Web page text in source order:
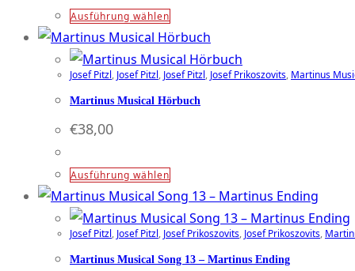
Optionen
können
auf
der
Produktseite
Ausführung wählenDieses
Produkt
weist
mehrere
Varianten
Optionen
können
auf
der
Produktseite
Josef Pitzl, Josef Pitzl, Josef Pitzl, Josef Prikoszovits, Martinus
Martinus Musical Hörbuch
€38,00
Ausführung wählenDieses
Produkt
weist
mehrere
Varianten
Josef Pitzl, Josef Pitzl, Josef Prikoszovits, Josef Prikoszovits,
Martinus Musical Song 13 – Martinus Ending